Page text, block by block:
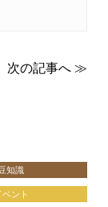
次の記事へ ≫
知識
ベント